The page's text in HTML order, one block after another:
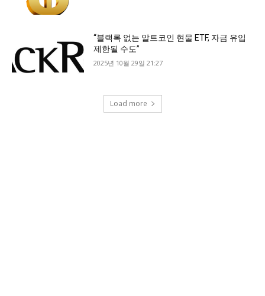
“블랙록 없는 알트코인 현물 ETF, 자금 유입
제한될 수도”
2025년 10월 29일 21:27
Load more